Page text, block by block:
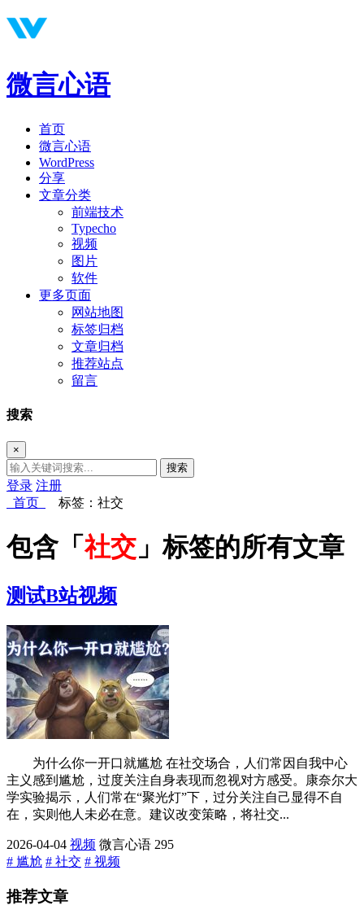
微言心语
首页
微言心语
WordPress
分享
文章分类
前端技术
Typecho
视频
图片
软件
更多页面
网站地图
标签归档
文章归档
推荐站点
留言
搜索
×
搜索
登录 注册
首页
标签：社交
包含「社交 」标签的所有文章
测试B站视频
为什么你一开口就尴尬 在社交场合，人们常因自我中心
主义感到尴尬，过度关注自身表现而忽视对方感受。康奈尔大
学实验揭示，人们常在“聚光灯”下，过分关注自己显得不自
在，实则他人未必在意。建议改变策略，将社交...
2026-04-04 视频 微言心语 295
# 尴尬 # 社交 # 视频
推荐文章